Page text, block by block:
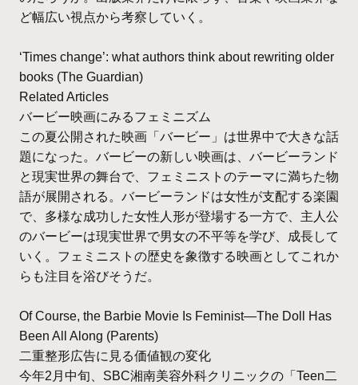
ど幅広い視点から考察していく。
‘Times change’: what authors think about rewriting older
books (The Guardian)
Related Articles
バービー映画にみるフェミニズム
この夏公開された映画「バービー」は世界中で大きな話
題になった。バービーの新しい映画は、バービーランド
と現実世界の舞台で、フェミニストのテーマに満ちた物
語が展開される。バービーランドは女性が支配する楽園
で、多様な成功した女性人形が登場する一方で、主人公
のバービーは現実世界で男女の不平等を学び、成長して
いく。フェミニストの歴史を象徴する映画としてこれか
らも注目を浴びそうだ。
Of Course, the Barbie Movie Is Feminist—The Doll Has
Been All Along (Parents)
二重整形広告に見る価値観の変化
今年2月中旬、SBC湘南美容外科クリニックの「Teen二